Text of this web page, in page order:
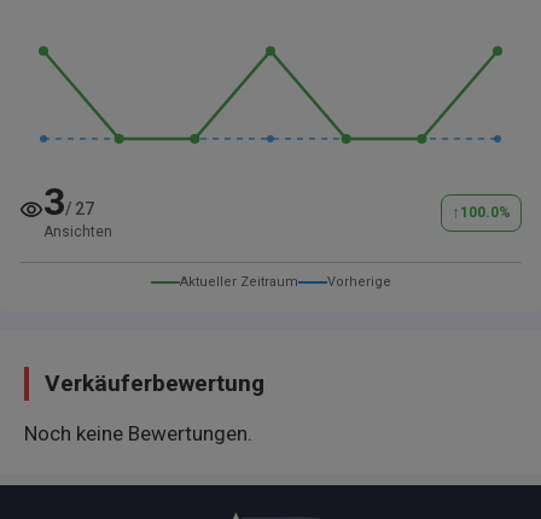
3/ 27
Ansichten
↑ 100.0%
Aktueller Zeitraum Vorherige
Verkäuferbewertung
Noch keine Bewertungen.